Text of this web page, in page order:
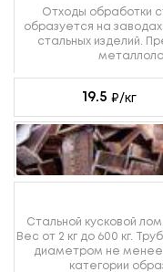
Отходы обработки
образуется на
стальных изделий.
19.5 ₽/кг
Стальной кусковой
Вес от 2 кг до 600 кг.
диаметром не менее
категории